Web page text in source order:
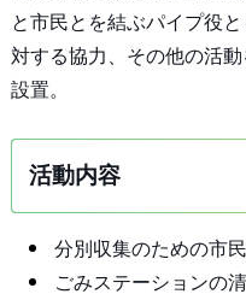
と市民とを結ぶパイプ役
対する協力、その他の活
設置。
活動内容
分別収集のための市
ごみステーションの